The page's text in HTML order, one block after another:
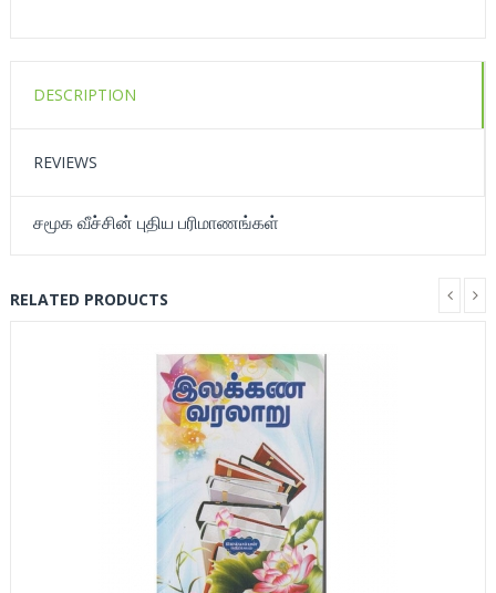
DESCRIPTION
REVIEWS
சமூக வீச்சின் புதிய பரிமாணங்கள்
RELATED PRODUCTS